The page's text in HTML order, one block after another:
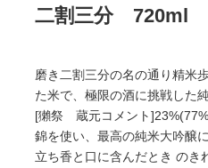
二割三分 720ml
磨き二割三分の名の通り精米
た米で、極限の酒に挑戦した
[獺祭 蔵元コメント
錦を使い、最高の純米大吟醸
立ち香と口に含んだとき のき